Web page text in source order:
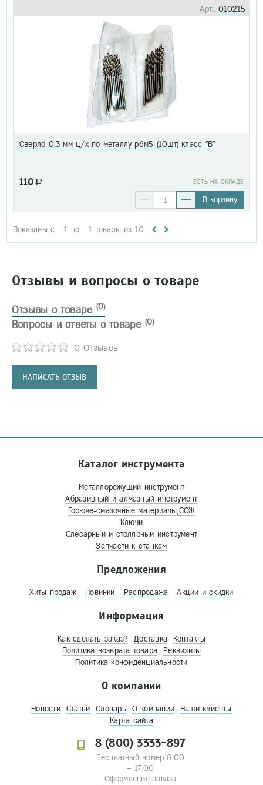
Арт.: 010215
Сверло 0,3 мм ц/х по металлу р6м5 (10шт) класс "В"
110 a EСТЬ НА СКЛАДЕ
В корзину
Показаны с 1 по 1 товары из 10
Отзывы и вопросы о товаре
Отзывы о товаре (0)
0 Отзывов
НАПИСАТЬ ОТЗЫВ
Вопросы и ответы о товаре (0)
Каталог инструмента
Металлорежущий инструмент
Абразивный и алмазный инструмент
Горюче-смазочные материалы,СОЖ
Ключи
Слесарный и столярный инструмент
Запчасти к станкам
Предложения
Хиты продаж Новинки Распродажа Акции и скидки
Информация
Как сделать заказ? Доставка
Контакты
Политика возврата товара
Реквизиты
Политика конфиденциальности
О компании
Новости Статьи Словарь О компании
Наши клиенты
Карта сайта
8 (800) 3333-897
Бесплатный номер 8:00
– 17:00
Оформление заказа